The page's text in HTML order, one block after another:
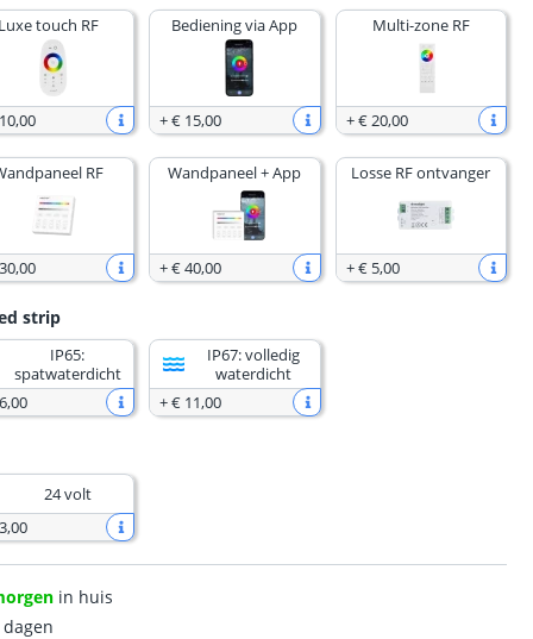
Luxe touch RF
,00
Bediening via App
+€ 15,00
Multi-zone RF
+€ 20,00
RF
,00
Wandpaneel + App
+€ 40,00
Losse RF ontvanger
+€ 5,00
strip
IP65:
spatwaterdicht
,00
IP67: volledig
waterdicht
+€ 11,00
24 volt
,00
in huis